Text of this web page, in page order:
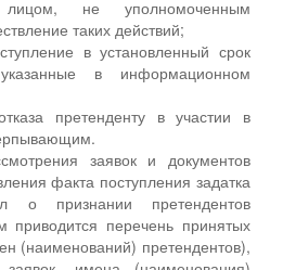
не уполномоченным
таких действий;
в установленный срок
в информационном
претенденту в участии в
заявок и документов
факта поступления задатка
о признании претендентов
приводится перечень принятых
(наименований) претендентов),